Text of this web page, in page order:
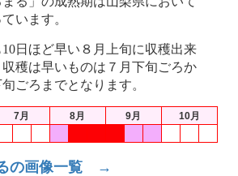
います。
10日ほど早い８月上旬に収穫出来
穫は早いものは７月下旬ごろか
ごろまでとなります。
7月 8月 9月
10月
の画像一覧 →